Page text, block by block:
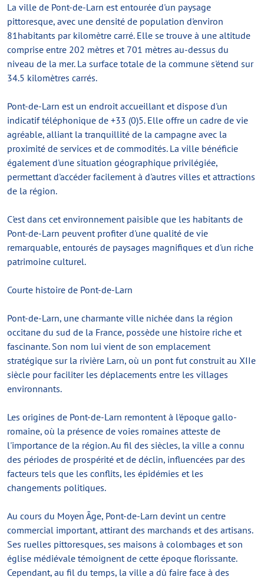
La ville de Pont-de-Larn est entourée d'un paysage
pittoresque, avec une densité de population d'environ
81habitants par kilomètre carré. Elle se trouve à une altitude
comprise entre 202 mètres et 701 mètres au-dessus du
niveau de la mer. La surface totale de la commune s'étend sur
34.5 kilomètres carrés.
Pont-de-Larn est un endroit accueillant et dispose d'un
indicatif téléphonique de +33 (0)5. Elle offre un cadre de vie
agréable, alliant la tranquillité de la campagne avec la
proximité de services et de commodités. La ville bénéficie
également d'une situation géographique privilégiée,
permettant d'accéder facilement à d'autres villes et attractions
de la région.
C'est dans cet environnement paisible que les habitants de
Pont-de-Larn peuvent profiter d'une qualité de vie
remarquable, entourés de paysages magnifiques et d'un riche
patrimoine culturel.
Courte histoire de Pont-de-Larn
Pont-de-Larn, une charmante ville nichée dans la région
occitane du sud de la France, possède une histoire riche et
fascinante. Son nom lui vient de son emplacement
stratégique sur la rivière Larn, où un pont fut construit au XIIe
siècle pour faciliter les déplacements entre les villages
environnants.
Les origines de Pont-de-Larn remontent à l'époque gallo-
romaine, où la présence de voies romaines atteste de
l'importance de la région. Au fil des siècles, la ville a connu
des périodes de prospérité et de déclin, influencées par des
facteurs tels que les conflits, les épidémies et les
changements politiques.
Au cours du Moyen Âge, Pont-de-Larn devint un centre
commercial important, attirant des marchands et des artisans.
Ses ruelles pittoresques, ses maisons à colombages et son
église médiévale témoignent de cette époque florissante.
Cependant, au fil du temps, la ville a dû faire face à des